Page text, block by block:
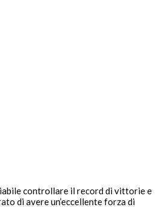
controllare il record di vittorie e
di avere un’eccellente forza di